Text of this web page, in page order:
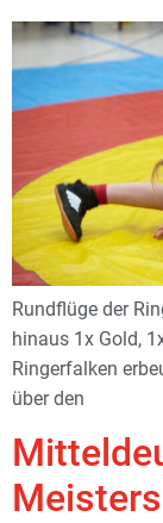
Rundflüge der
hinaus 1x Gold,
Ringerfalken
über den